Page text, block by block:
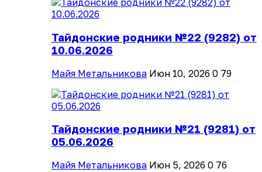
Тайдонские родники №22 (9282) от
10.06.2026
Майя Метальникова Июн 10, 2026 0 79
Тайдонские родники №21 (9281) от
05.06.2026
Майя Метальникова Июн 5, 2026 0 76